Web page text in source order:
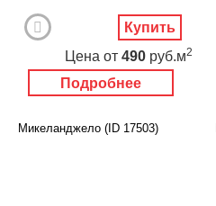
Подробнее
Цена от 490 руб.м2
Купить
Микеланджело (ID 17503)